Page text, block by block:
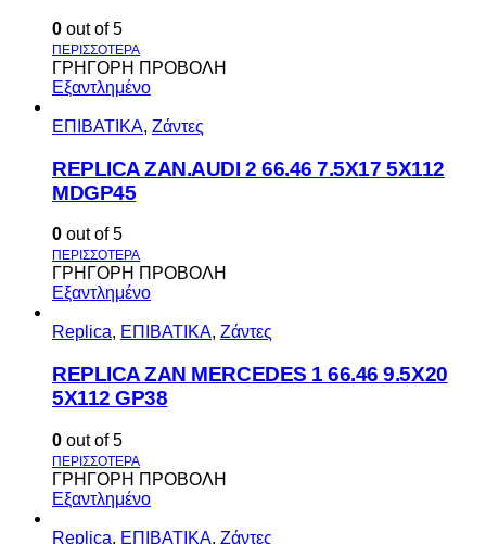
0 out of 5
ΓΡΗΓΟΡΗ ΠΡΟΒΟΛΗ
Εξαντλημένο
ΕΠΙΒΑΤΙΚΑ, Ζάντες
REPLICA ZAN.AUDI 2 66.46 7.5X17 5X112
MDGP45
0 out of 5
ΓΡΗΓΟΡΗ ΠΡΟΒΟΛΗ
Εξαντλημένο
Replica, ΕΠΙΒΑΤΙΚΑ, Ζάντες
REPLICA ZAN MERCEDES 1 66.46 9.5X20
5X112 GP38
0 out of 5
ΓΡΗΓΟΡΗ ΠΡΟΒΟΛΗ
Εξαντλημένο
Replica, ΕΠΙΒΑΤΙΚΑ, Ζάντες